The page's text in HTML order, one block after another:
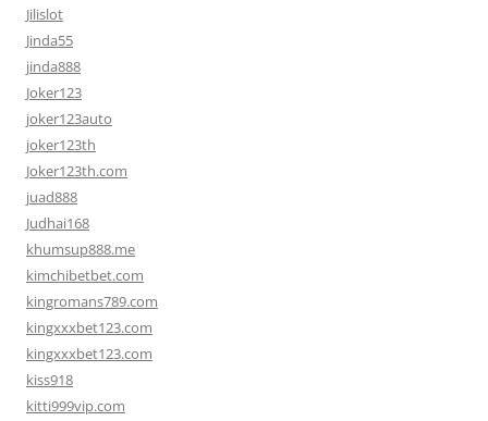
Jilislot
Jinda55
jinda888
Joker123
joker123auto
joker123th
Joker123th.com
juad888
Judhai168
khumsup888.me
kimchibetbet.com
kingromans789.com
kingxxxbet123.com
kingxxxbet123.com
kiss918
kitti999vip.com